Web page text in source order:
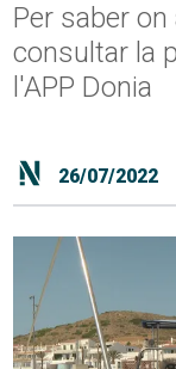
Per saber
consultar la
l'APP Donia
26/07/2022